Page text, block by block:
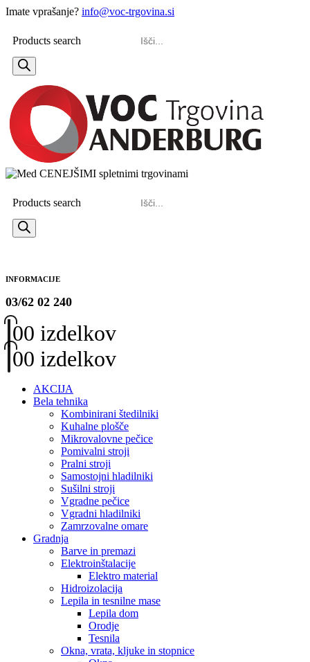
Imate vprašanje? info@voc-trgovina.si
Products search
Products search
INFORMACIJE
03/62 02 240
00 izdelkov
00 izdelkov
AKCIJA
Bela tehnika
Kombinirani štedilniki
Kuhalne plošče
Mikrovalovne pečice
Pomivalni stroji
Pralni stroji
Samostojni hladilniki
Sušilni stroji
Vgradne pečice
Vgradni hladilniki
Zamrzovalne omare
Gradnja
Barve in premazi
Elektroinštalacije
Elektro material
Hidroizolacija
Lepila in tesnilne mase
Lepila dom
Orodje
Tesnila
Okna, vrata, kljuke in stopnice